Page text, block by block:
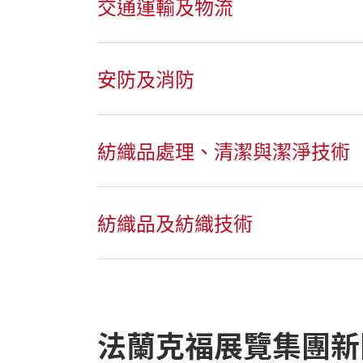
交通運輸及物流
安防及消防
紡織品處理、清潔與潔淨技術
紡織品及紡織技術
法蘭克福展覽集團